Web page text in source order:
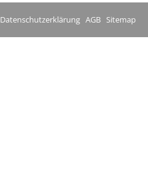
Datenschutzerklärung AGB Sitemap